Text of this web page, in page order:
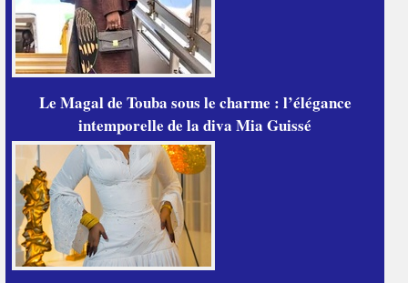
Le Magal de Touba sous le charme : l’élégance
intemporelle de la diva Mia Guissé